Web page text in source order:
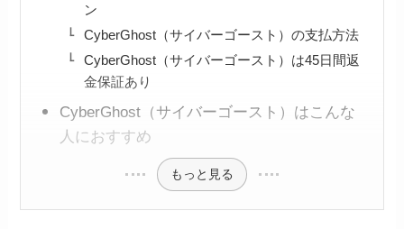
ン
CyberGhost（サイバーゴースト）の支払方法
CyberGhost（サイバーゴースト）は45日間返
金保証あり
CyberGhost（サイバーゴースト）はこんな
人におすすめ
もっと見る